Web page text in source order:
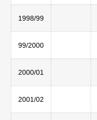
1998/99
99/2000
2000/01
2001/02